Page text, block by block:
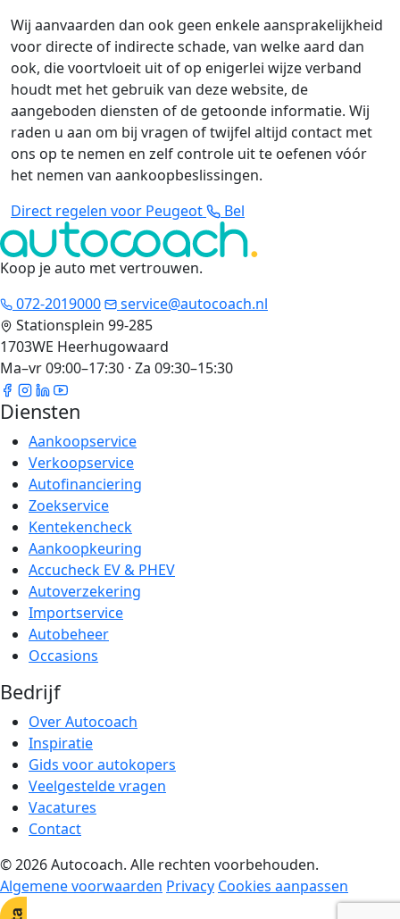
Wij aanvaarden dan ook geen enkele aansprakelijkheid
voor directe of indirecte schade, van welke aard dan
ook, die voortvloeit uit of op enigerlei wijze verband
houdt met het gebruik van deze website, de
aangeboden diensten of de getoonde informatie. Wij
raden u aan om bij vragen of twijfel altijd contact met
ons op te nemen en zelf controle uit te oefenen vóór
het nemen van aankoopbeslissingen.
Direct regelen voor Peugeot
Bel
Koop je auto met vertrouwen.
072-2019000
service@autocoach.nl
Stationsplein 99-285
1703WE Heerhugowaard
Ma–vr 09:00–17:30 · Za 09:30–15:30
Diensten
Aankoopservice
Verkoopservice
Autofinanciering
Zoekservice
Kentekencheck
Aankoopkeuring
Accucheck EV & PHEV
Autoverzekering
Importservice
Autobeheer
Occasions
Bedrijf
Over Autocoach
Inspiratie
Gids voor autokopers
Veelgestelde vragen
Vacatures
Contact
© 2026 Autocoach. Alle rechten voorbehouden.
Algemene voorwaarden Privacy Cookies aanpassen